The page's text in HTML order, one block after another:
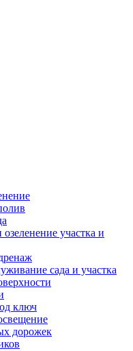
озеленение участка и
сада и участка
ключ
дорожек